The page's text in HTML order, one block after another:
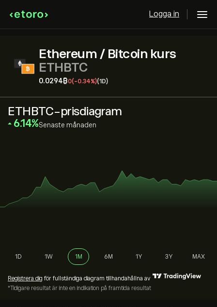
Logga in
Ethereum / Bitcoin kurs
ETHBTC
0.0294‎₿‎0(-0.34%)(1D)
ETHBTC-prisdiagram
‎6.14‎ Senaste månaden
1D 1W 1M 6M 1Y 3Y MAX
Registrera dig för fullständiga diagram tillhandahållna av
*Tidigare resultat är inte en indikation på framtida resultat